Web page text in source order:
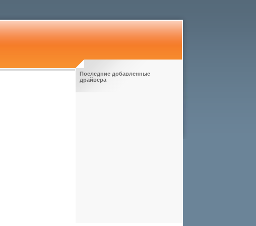
Последние добавленные
драйвера